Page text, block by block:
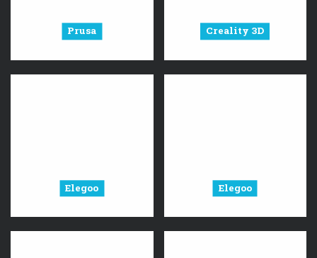
Prusa Creality 3D
Elegoo Elegoo